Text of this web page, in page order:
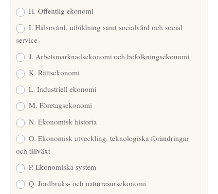
H. Offentlig ekonomi
I. Hälsovård, utbildning samt socialvård och social
service
J. Arbetsmarknadsekonomi och befolkningsekonomi
K. Rättsekonomi
L. Industriell ekonomi
M. Företagsekonomi
N. Ekonomisk historia
O. Ekonomisk utveckling, teknologiska förändringar
och tillväxt
P. Ekonomiska system
Q. Jordbruks- och naturresursekonomi